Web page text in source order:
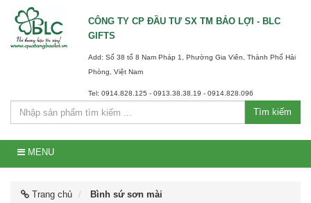
CÔNG TY CP ĐẦU TƯ SX TM BẢO LỢI - BLC
GIFTS
Add: Số 38 tổ 8 Nam Pháp 1, Phường Gia Viên, Thành Phố Hải
Phòng, Việt Nam
Tel: 0914.828.125 - 0913.38.38.19 - 0914.828.096
Tìm kiếm
MENU
Trang chủ
Bình sứ sơn mài